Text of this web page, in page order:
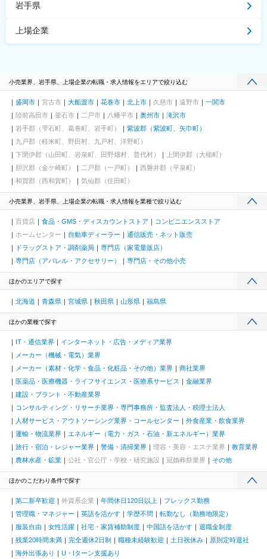
岩手県
上場企業
小売業界、岩手県、上場企業の転職・求人情報をエリアで絞り込む
盛岡市 宮古市 大船渡市 花巻市 北上市 久慈市 遠野市
一関市
陸前高田市
釜石市 二戸市 八幡平市 奥州市
滝沢市
岩手郡（雫石町、葛巻町、岩手町）
紫波郡（紫波町、矢巾町）
九戸郡（軽米町、野田村、九戸村、洋野町）
下閉伊郡（山田町、岩泉町、田野畑村、普代村）
上閉伊郡（大槌町）
胆沢郡（金ケ崎町）
二戸郡（一戸町）
西磐井郡（平泉町）
和賀郡（西和賀町）
気仙郡（住田町）
小売業界、岩手県、上場企業の転職・求人情報を業種で絞り込む
百貨店 食品・GMS・ディスカウントストア
コンビニエンスストア
ホームセンター
自動車ディーラー
通信販売・ネット販売
ドラッグストア・調剤薬局
専門店（家電量販店）
専門店（アパレル・アクセサリー）
専門店・その他小売
ほかのエリアで探す
北海道 青森県 宮城県 秋田県 山形県 福島県
ほかの業種で探す
IT・通信業界
インターネット・広告・メディア業界
メーカー（機械・電気）業界
メーカー（素材・化学・食品・化粧品・その他）業界
商社業界
医薬品・医療機器・ライフサイエンス・医療系サービス
金融業界
建設・プラント・不動産業界
コンサルティング・リサーチ業界・専門事務所・監査法人・税理士法人
人材サービス・アウトソーシング業界・コールセンター
外食産業・飲食業界
運輸・物流業界
エネルギー（電力・ガス・石油・新エネルギー）業界
旅行・宿泊・レジャー業界
警備・清掃業界 理容・美容・エステ業界
教育業界
農林水産・鉱業
公社・官公庁・学校・研究施設 冠婚葬祭業界 その他
ほかのこだわり条件で探す
第二新卒歓迎 外資系企業 年間休日120日以上
フレックス勤務
管理職・マネジャー
英語を活かす 学歴不問
転勤なし（勤務地限定）
服装自由
女性活躍 社宅・家賃補助制度 中国語を活かす
退職金制度
残業20時間未満
完全週休2日制 職種未経験歓迎 土日祝休み
原則定時退社
海外出張あり
U・Iターン支援あり